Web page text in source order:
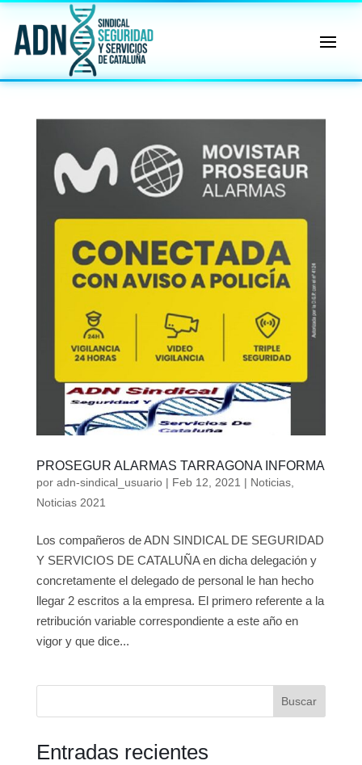
PROSEGUR ALARMAS TARRAGONA INFORMA
por adn-sindical_usuario| Feb 12, 2021 | Noticias,
Noticias 2021
Los compañeros de ADN SINDICAL DE SEGURIDAD
Y SERVICIOS DE CATALUÑA en dicha delegación y
concretamente el delegado de personal le han hecho
llegar 2 escritos a la empresa. El primero referente a la
retribución variable correspondiente a este año en
vigor y que dice...
Buscar
Entradas recientes
✖
Sindical
ℹ️ Consulta General a Sede (Email)
⚖️ Dpto. Jurídico y Abogados (Email)
🤖 Dudas Rápidas del Convenio (IA)
📊 Herramienta: Tabla Salarial PDF
📄 Herramienta: Generador Plantillas
✊ Trámite: Afiliarse al Sindicato
📍 Info: Horarios y Contacto Sede